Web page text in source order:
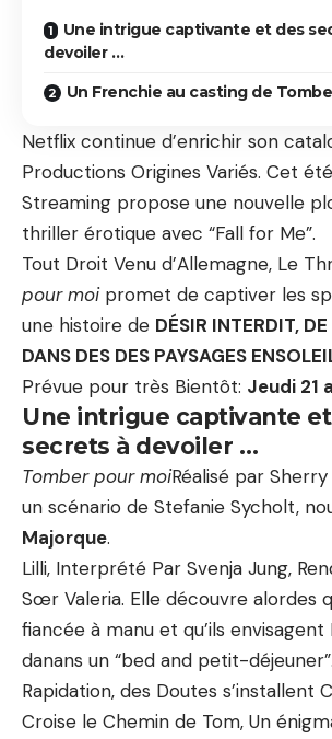
Une intrigue captivante et des
devoiler …
Un Frenchie au casting de
Netflix continue d’enrichir son
Productions Origines Variés. Cet
Streaming propose une nouvelle
thriller érotique avec “Fall for Me”.
Tout Droit Venu d’Allemagne, Le
pour moipromet de captiver les
une histoire de DÉSIR INTERDIT,
DANS DES DES PAYSAGES
Prévue pour très Bientôt: Jeudi 21
Une intrigue captivante
secrets à devoiler …
Tomber pour moiRéalisé par
un scénario de Stefanie Sycholt,
Majorque.
Lilli, Interprété Par Svenja Jung,
Sœr Valeria. Elle découvre alordes
fiancée à manu et qu’ils envisagent
danans un “bed and petit-
Rapidation, des Doutes s’installent
Croise le Chemin de Tom, Un